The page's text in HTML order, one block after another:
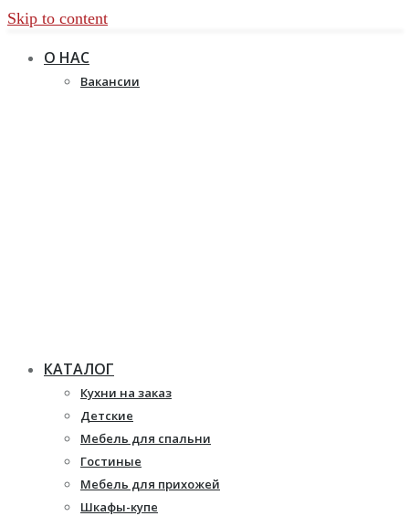
Skip to content
О НАС
Вакансии
КАТАЛОГ
Кухни на заказ
Детские
Мебель для спальни
Гостиные
Мебель для прихожей
Шкафы-купе